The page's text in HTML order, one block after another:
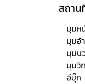
สถาน
มุมห
มุมอ้
มุมน
มุมวิ
อีบุ๊ก